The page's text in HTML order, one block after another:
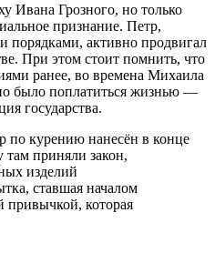
Ивана Грозного, но только
признание. Петр,
порядками, активно продвигал
При этом стоит помнить, что
ранее, во времена Михаила
было поплатиться жизнью —
государства.
по курению нанесён в конце
приняли закон,
изделий
ставшая началом
привычкой, которая